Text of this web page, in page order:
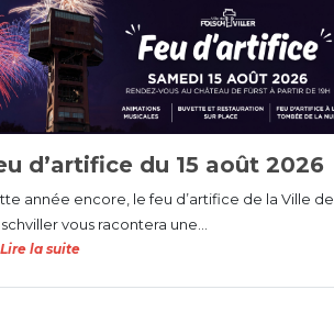
d’artifice du 15 août 2026
année encore, le feu d’artifice de la Ville de
vous racontera une...
la suite